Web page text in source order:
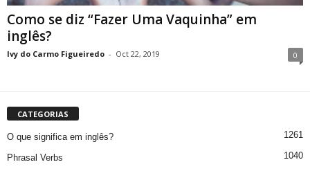
Como se diz “Fazer Uma Vaquinha” em
inglês?
Ivy do Carmo Figueiredo - Oct 22, 2019 0
CATEGORIAS
O que significa em inglês? 1261
Phrasal Verbs 1040